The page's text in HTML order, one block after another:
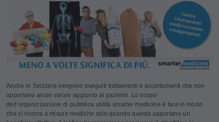
Anche in Svizzera vengono eseguiti trattamenti e accertamenti che non
apportano alcun valore aggiunto ai pazienti. Lo scopo
dell’organizzazione di pubblica utilità smarter medicine è fare in modo
che si ricorra a misure mediche solo quando queste apportano un